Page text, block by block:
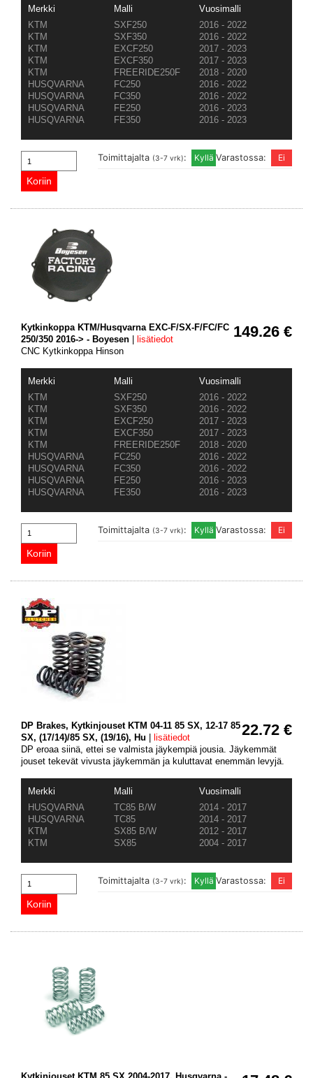
Merkki Malli
Vuosimalli
KTM
SXF250
2016 - 2022
KTM
SXF350
2016 - 2022
KTM
EXCF250
2017 - 2023
KTM
EXCF350
2017 - 2023
KTM
FREERIDE250F
2018 - 2020
HUSQVARNA
FC250
2016 - 2022
HUSQVARNA
FC350
2016 - 2022
HUSQVARNA
FE250
2016 - 2023
HUSQVARNA
FE350 2016 - 2023
Varastossa:
Toimittajalta (3-7 vrk):
149.26 €
Kytkinkoppa KTM/Husqvarna EXC-F/SX-F/FC/FC
250/350 2016-> - Boyesen
lisätiedot
CNC Kytkinkoppa Hinson
Merkki Malli
Vuosimalli
KTM
SXF250
2016 - 2022
KTM
SXF350
2016 - 2022
KTM
EXCF250
2017 - 2023
KTM
EXCF350
2017 - 2023
KTM
FREERIDE250F
2018 - 2020
HUSQVARNA
FC250
2016 - 2022
HUSQVARNA
FC350
2016 - 2022
HUSQVARNA
FE250
2016 - 2023
HUSQVARNA
FE350 2016 - 2023
Varastossa:
Toimittajalta (3-7 vrk):
22.72 €
DP Brakes, Kytkinjouset KTM 04-11 85 SX, 12-17 85
SX, (17/14)/85 SX, (19/16), Hu
lisätiedot
DP eroaa siinä, ettei se valmista jäykempiä jousia. Jäykemmät
jouset tekevät vivusta jäykemmän ja kuluttavat enemmän levyjä.
Merkki Malli
Vuosimalli
HUSQVARNA
TC85 B/W
2014 - 2017
HUSQVARNA
TC85
2014 - 2017
KTM
SX85 B/W
2012 - 2017
KTM
SX85 2004 - 2017
Varastossa:
Toimittajalta (3-7 vrk):